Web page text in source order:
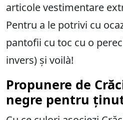
articole vestimentare
Pentru a le potrivi cu
pantofii cu toc cu o
invers) și voilà!
Propunere de
negre pentru